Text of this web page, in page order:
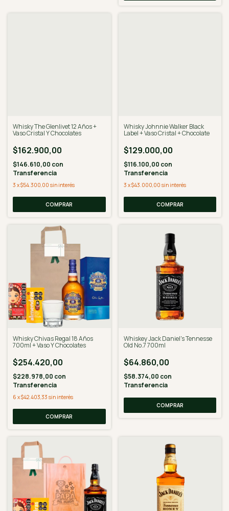
Whisky The Glenlivet 12 Años +
Vaso Cristal Y Chocolates
$162.900,00
$146.610,00 con
Transferencia
3 x$54.300,00 sin interés
Whisky Johnnie Walker Black
Label + Vaso Cristal + Chocolate
$129.000,00
$116.100,00 con
Transferencia
3 x$43.000,00 sin interés
Whisky Chivas Regal 18 Años
700ml + Vaso Y Chocolates
$254.420,00
$228.978,00 con
Transferencia
6 x$42.403,33 sin interés
Whiskey Jack Daniel's Tennesse
Old No.7 700ml
$64.860,00
$58.374,00 con
Transferencia